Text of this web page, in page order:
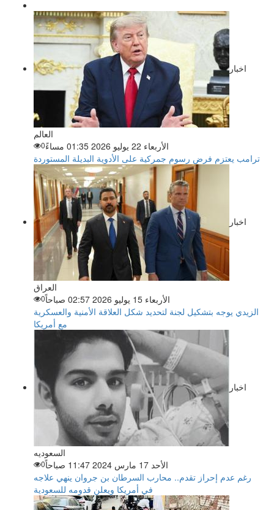
اخبار
العالم
الأربعاء 22 يوليو 2026 01:35 مساءً
0
ترامب يعتزم فرض رسوم جمركية على الأدوية البديلة المستوردة
اخبار
العراق
الأربعاء 15 يوليو 2026 02:57 صباحاً
0
الزيدي يوجه بتشكيل لجنة لتحديد شكل العلاقة الأمنية والعسكرية
مع أمريكا
اخبار
السعوديه
الأحد 17 مارس 2024 11:47 صباحاً
0
رغم عدم إحراز تقدم.. محارب السرطان بن جروان ينهي علاجه
في أمريكا ويعلن قدومه للسعودية